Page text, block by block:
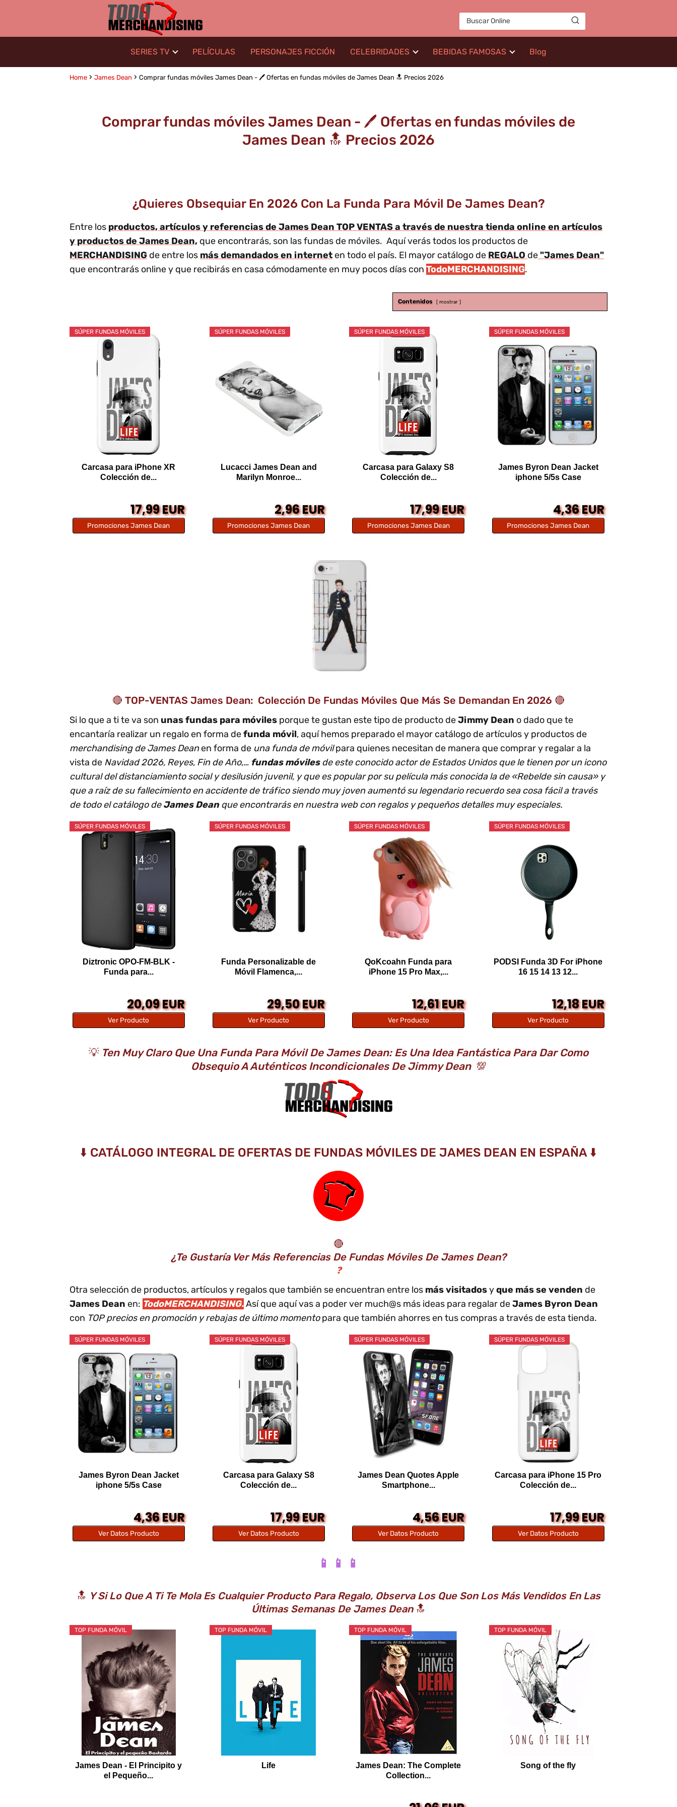
SERIES TV PELÍCULAS PERSONAJES FICCIÓN CELEBRIDADES BEBIDAS FAMOSAS Blog
Home James Dean Comprar fundas móviles James Dean - 🖊️ Ofertas en fundas móviles de James Dean 🔝 Precios 2026
Comprar fundas móviles James Dean - 🖊️ Ofertas en fundas móviles de
James Dean 🔝 Precios 2026
¿Quieres Obsequiar En 2026 Con La Funda Para Móvil De James Dean?
Entre los productos, artículos y referencias de James Dean TOP VENTAS a través de nuestra tienda online en artículos
y productos de James Dean, que encontrarás, son las fundas de móviles. Aquí verás todos los productos de
MERCHANDISING de entre los más demandados en interneten todo el país. El mayor catálogo de REGALO de"James Dean"
que encontrarás online y que recibirás en casa cómodamente en muy pocos días con TodoMERCHANDISING.
Contenidos mostrar
SÚPER FUNDAS MÓVILES
Carcasa para iPhone XR
Colección de...
17,99 EUR
Promociones James Dean
SÚPER FUNDAS MÓVILES
Lucacci James Dean and
Marilyn Monroe...
2,96 EUR
Promociones James Dean
SÚPER FUNDAS MÓVILES
Carcasa para Galaxy S8
Colección de...
17,99 EUR
Promociones James Dean
SÚPER FUNDAS MÓVILES
James Byron Dean Jacket
iphone 5/5s Case
4,36 EUR
Promociones James Dean
🔴 TOP-VENTAS James Dean: Colección De Fundas Móviles Que Más Se Demandan En 2026 🔴
Si lo que a ti te va son unas fundas para móviles porque te gustan este tipo de producto deJimmy Dean o dado que te
encantaría realizar un regalo en forma defunda móvil, aquí hemos preparado el mayor catálogo de artículos y productos de
merchandising de James Deanen forma de una funda de móvilpara quienes necesitan de manera que comprar y regalar a la
vista de Navidad 2026, Reyes, Fin de Año,… fundas móvilesde este conocido actor de Estados Unidos que le tienen por un icono
cultural del distanciamiento social y desilusión juvenil, y que es popular por su película más conocida la de «Rebelde sin causa» y
que a raíz de su fallecimiento en accidente de tráfico siendo muy joven aumentó su legendario recuerdo sea cosa fácil a través
de todo el catálogo deJames Deanque encontrarás en nuestra web con regalos y pequeños detalles muy especiales.
SÚPER FUNDAS MÓVILES
Diztronic OPO-FM-BLK -
Funda para...
20,09 EUR
Ver Producto
SÚPER FUNDAS MÓVILES
Funda Personalizable de
Móvil Flamenca,...
29,50 EUR
Ver Producto
SÚPER FUNDAS MÓVILES
QoKcoahn Funda para
iPhone 15 Pro Max,...
12,61 EUR
Ver Producto
SÚPER FUNDAS MÓVILES
PODSI Funda 3D For iPhone
16 15 14 13 12...
12,18 EUR
Ver Producto
💡 Ten Muy Claro Que Una Funda Para Móvil De James Dean: Es Una Idea Fantástica Para Dar Como
Obsequio A Auténticos Incondicionales De Jimmy Dean 💯
⬇️ CATÁLOGO INTEGRAL DE OFERTAS DE FUNDAS MÓVILES DE JAMES DEAN EN ESPAÑA ⬇️
🔴
¿Te Gustaría Ver Más Referencias De Fundas Móviles De James Dean?
❓
Otra selección de productos, artículos y regalos que también se encuentran entre los más visitadosyque más se venden de
James Dean en: TodoMERCHANDISING.Así que aquí vas a poder ver much@s más ideas para regalar deJames Byron Dean
con TOP precios en promoción y rebajas de último momentopara que también ahorres en tus compras a través de esta tienda.
SÚPER FUNDAS MÓVILES
James Byron Dean Jacket
iphone 5/5s Case
4,36 EUR
Ver Datos Producto
SÚPER FUNDAS MÓVILES
Carcasa para Galaxy S8
Colección de...
17,99 EUR
Ver Datos Producto
SÚPER FUNDAS MÓVILES
James Dean Quotes Apple
Smartphone...
4,56 EUR
Ver Datos Producto
SÚPER FUNDAS MÓVILES
Carcasa para iPhone 15 Pro
Colección de...
17,99 EUR
Ver Datos Producto
📱 📱 📱
🔝 Y Si Lo Que A Ti Te Mola Es Cualquier Producto Para Regalo, Observa Los Que Son Los Más Vendidos En Las
Últimas Semanas De James Dean🔝
TOP FUNDA MÓVIL
James Dean - El Principito y
el Pequeño...
TOP FUNDA MÓVIL
Life
TOP FUNDA MÓVIL
James Dean: The Complete
Collection...
TOP FUNDA MÓVIL
Song of the fly